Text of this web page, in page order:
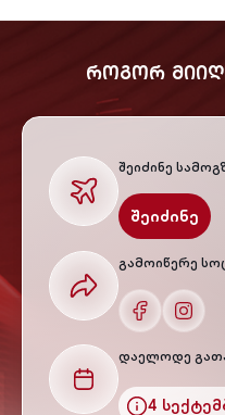
ᲠᲝᲒᲝᲠ
შეიძინე
შეიძინე
გამოიწერე
დაელოდე
4